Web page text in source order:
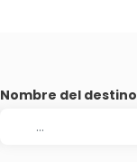
Nombre del destino